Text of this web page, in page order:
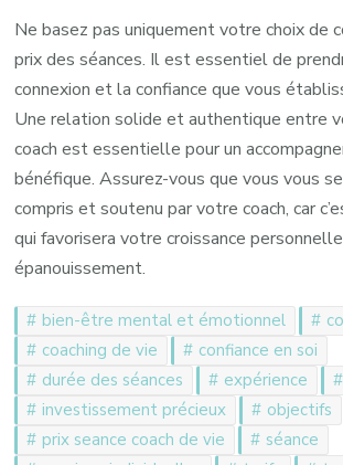
Ne basez pas uniquement votre choix de
prix des séances. Il est essentiel de
connexion et la confiance que vous
Une relation solide et authentique entre
coach est essentielle pour un
bénéfique. Assurez-vous que vous vous
compris et soutenu par votre coach, car
qui favorisera votre croissance
épanouissement.
bien-être mental et émotionnel
coaching de vie
confiance en soi
durée des séances
expérience
investissement précieux
objectifs
prix seance coach de vie
séance